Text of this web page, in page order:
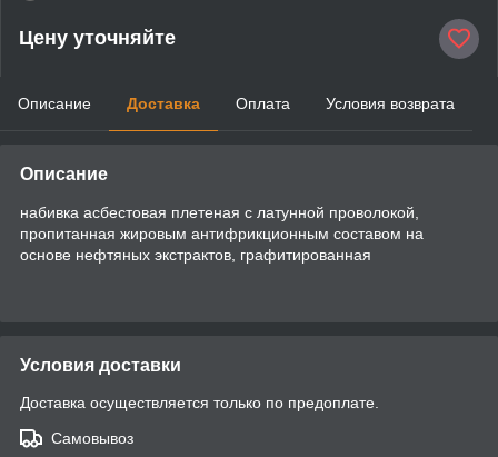
Цену уточняйте
Описание Доставка Оплата Условия возврата
Описание
набивка асбестовая плетеная с латунной проволокой,
пропитанная жировым антифрикционным составом на
основе нефтяных экстрактов, графитированная
Условия доставки
Доставка осуществляется только по предоплате.
Самовывоз